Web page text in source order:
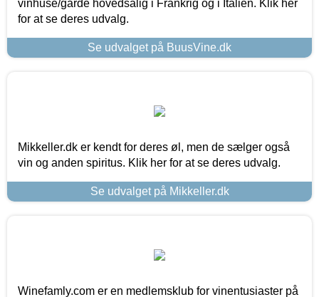
vinhuse/gårde hovedsalig i Frankrig og i Italien. Klik her
for at se deres udvalg.
Se udvalget på BuusVine.dk
Mikkeller.dk er kendt for deres øl, men de sælger også
vin og anden spiritus. Klik her for at se deres udvalg.
Se udvalget på Mikkeller.dk
Winefamly.com er en medlemsklub for vinentusiaster på